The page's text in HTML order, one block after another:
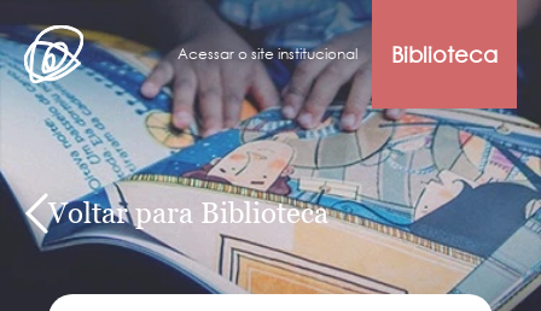
Acessar o site institucional Biblioteca
Voltar para Biblioteca